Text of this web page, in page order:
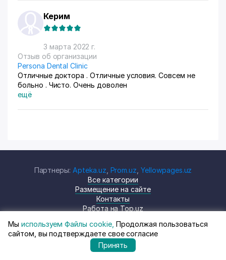
Керим
3 марта 2022 г.
Отзыв об организации
Persona Dental Clinic
Отличные доктора . Отличные условия. Совсем не
больно . Чисто. Очень доволен
ещё
Партнеры: Apteka.uz Prom.uz ,Yellowpages.uz
Все категории
Размещение на сайте
Контакты
Работа на Top.uz
© Top.uz, 2024 Каталог компаний
Политика
Мы используем Файлы cookie, Продолжая пользоваться
сайтом, вы подтверждаете свое согласие
Принять